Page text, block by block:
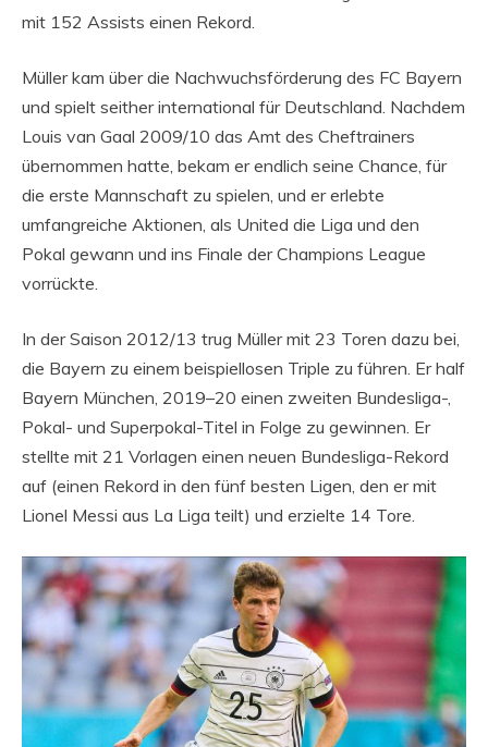
mit 152 Assists einen Rekord.
Müller kam über die Nachwuchsförderung des FC Bayern
und spielt seither international für Deutschland. Nachdem
Louis van Gaal 2009/10 das Amt des Cheftrainers
übernommen hatte, bekam er endlich seine Chance, für
die erste Mannschaft zu spielen, und er erlebte
umfangreiche Aktionen, als United die Liga und den
Pokal gewann und ins Finale der Champions League
vorrückte.
In der Saison 2012/13 trug Müller mit 23 Toren dazu bei,
die Bayern zu einem beispiellosen Triple zu führen. Er half
Bayern München, 2019–20 einen zweiten Bundesliga-,
Pokal- und Superpokal-Titel in Folge zu gewinnen. Er
stellte mit 21 Vorlagen einen neuen Bundesliga-Rekord
auf (einen Rekord in den fünf besten Ligen, den er mit
Lionel Messi aus La Liga teilt) und erzielte 14 Tore.